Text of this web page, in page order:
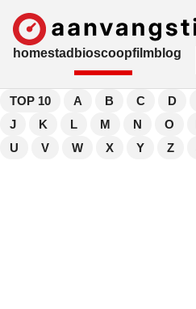
homestad bioscoopfilmblog
TOP 10 A B C D
J
K L M N O
U
V W X Y Z